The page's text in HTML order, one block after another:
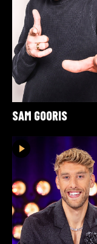
SAM GOORIS